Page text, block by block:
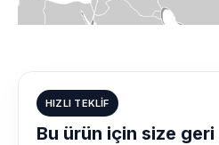
HIZLI TEKLIF
Bu ürün için size geri